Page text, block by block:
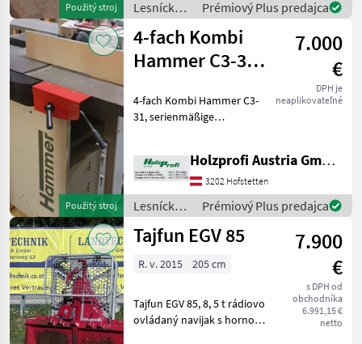
Použitý stroj
drevárske stroje S
Lesnícke a
drevárske
stroje /
Hans
Schreiner
Prémiový Plus predajca
Použitý stroj
4-fach Kombi
Hammer C3-31
7.000
€
DPH je
neaplikovateľné
4-fach Kombi Hammer C3-
31, serienmäßige
kgPreisänderungen
vorbehalten, Irrtümer,
Druck- und Satzfehler
vorbehalten
Holzprofi Austria GmbH, Zweigstelle NÖ
3202 Hofstetten
Lesnícke a
drevárske
stroje /
Prémiový Plus predajca
Tajfun EGV 85
7.900
€
s DPH od
obchodníka
6.991,15 €
netto
R. v. 2015 205 cm
Tajfun EGV 85, 8, 5 t rádiovo
ovládaný navijak s hornou